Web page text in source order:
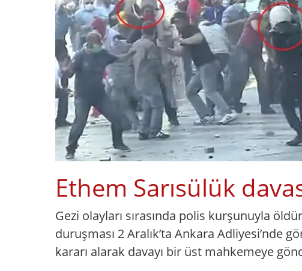
Ethem Sarısülük
Gezi olayları sırasında polis kurşunuyla
duruşması 2 Aralık’ta Ankara Adliyesi’nde
kararı alarak davayı bir üst mahkemeye